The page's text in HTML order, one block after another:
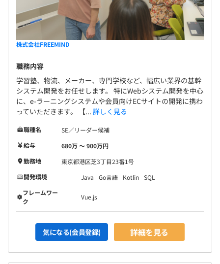
■ワークライフバランスを重視した働き方
です。プライベートも大切にしながら、メリハリをつけて
働くことができます。
■安心して働ける環境
平均勤続年数は8年6カ月と、多くの社員が長く活躍して
なっているため、平均勤続年数は短くなっているものの、
若手からベテランまで幅広い世代のエンジニアが在籍して
おり、お互いを尊重しスキルを高め合える環境です。離職
だと考えています。
■スキルアップをサポートする風土
しており、若手エンジニアをしっかりサポートする体制が
整っています。開発の知識や経験を共有し、チーム全体で
成長していくことを大切にしています。
株式会社FREEMIND
職務内容
学習塾、物流、メーカー、専門学校など、幅広い業界の基幹
システム開発をお任せします。 特にWebシステム開発を中心
に、e-ラーニングシステムや会員向けECサイトの開発に携わ
っていただきます。 【... 詳しく見る
職種名
SE／リーダー候補
給与
680万 〜 900万円
勤務地
東京都港区芝3丁目23番1号
開発環境
Java Go言語 Kotlin SQL
フレームワー
ク
Vue.js
気になる(会員登録) 詳細を見る